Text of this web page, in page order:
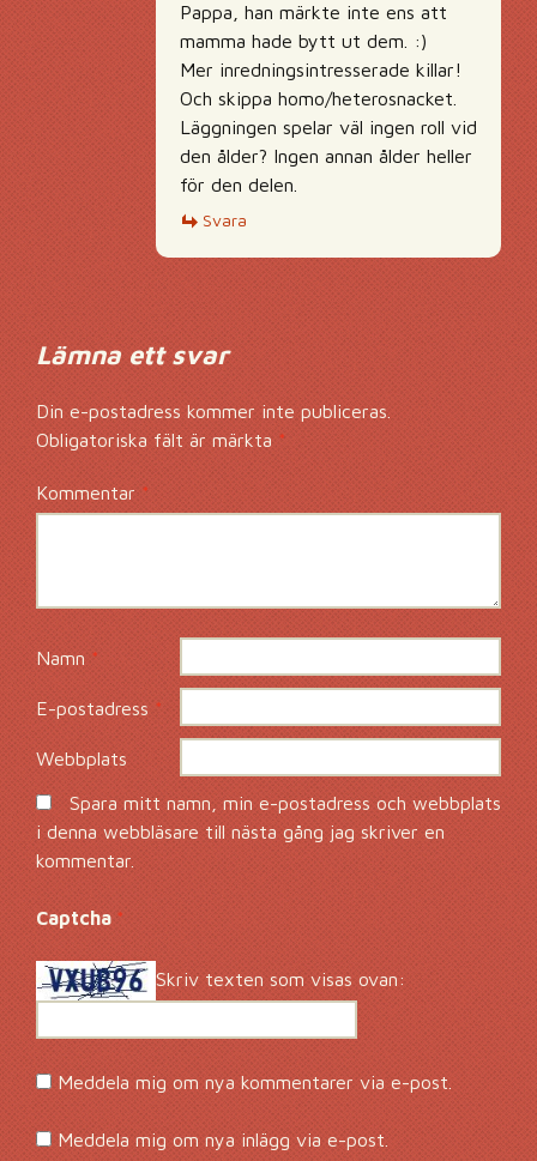
Pappa, han märkte inte ens att
mamma hade bytt ut dem. :)
Mer inredningsintresserade killar!
Och skippa homo/heterosnacket.
Läggningen spelar väl ingen roll vid
den ålder? Ingen annan ålder heller
för den delen.
Svara
Lämna ett svar
Din e-postadress kommer inte publiceras.
Obligatoriska fält är märkta *
Kommentar*
Namn*
E-postadress*
Webbplats
Spara mitt namn, min e-postadress och webbplats
i denna webbläsare till nästa gång jag skriver en
kommentar.
Captcha*
Skriv texten som visas ovan:
Meddela mig om nya kommentarer via e-post.
Meddela mig om nya inlägg via e-post.